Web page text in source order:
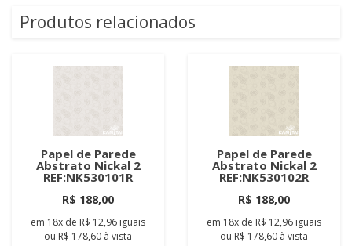
Produtos relacionados
Papel de Parede
Abstrato Nickal 2
REF:NK530101R
R$ 188,00
em 18x de R$ 12,96 iguais
ou R$ 178,60 à vista
Papel de Parede
Abstrato Nickal 2
REF:NK530102R
R$ 188,00
em 18x de R$ 12,96 iguais
ou R$ 178,60 à vista